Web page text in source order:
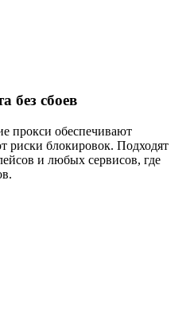
без сбоев
прокси обеспечивают
риски блокировок. Подходят
и любых сервисов, где